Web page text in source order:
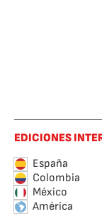
EDICIONES
España
Colombia
México
América